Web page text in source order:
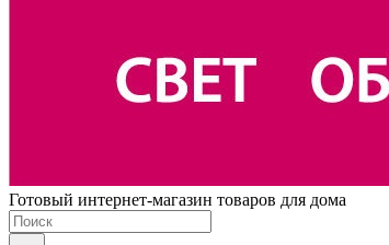
Готовый интернет-магазин товаров для дома